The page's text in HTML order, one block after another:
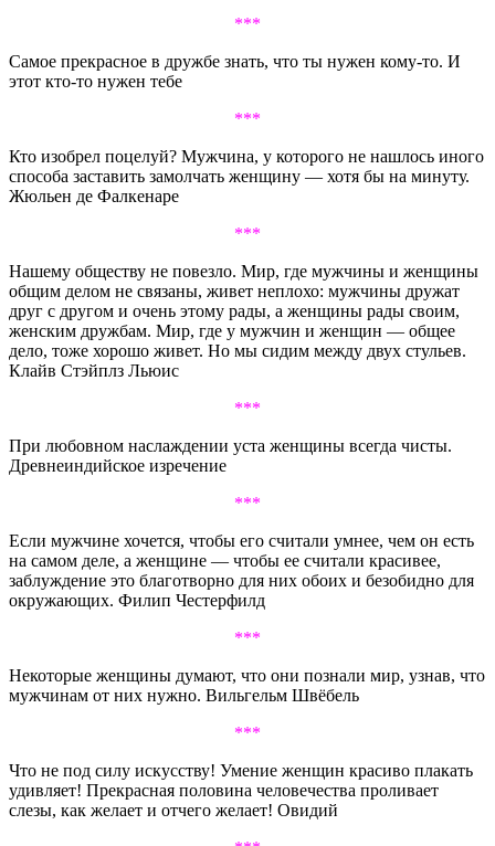
***
Самое прекрасное в дружбе знать, что ты нужен кому-то. И
этот кто-то нужен тебе
***
Кто изобрел поцелуй? Мужчина, у которого не нашлось иного
способа заставить замолчать женщину — хотя бы на минуту.
Жюльен де Фалкенаре
***
Нашему обществу не повезло. Мир, где мужчины и женщины
общим делом не связаны, живет неплохо: мужчины дружат
друг с другом и очень этому рады, а женщины рады своим,
женским дружбам. Мир, где у мужчин и женщин — общее
дело, тоже хорошо живет. Но мы сидим между двух стульев.
Клайв Стэйплз Льюис
***
При любовном наслаждении уста женщины всегда чисты.
Древнеиндийское изречение
***
Если мужчине хочется, чтобы его считали умнее, чем он есть
на самом деле, а женщине — чтобы ее считали красивее,
заблуждение это благотворно для них обоих и безобидно для
окружающих. Филип Честерфилд
***
Некоторые женщины думают, что они познали мир, узнав, что
мужчинам от них нужно. Вильгельм Швёбель
***
Что не под силу искусству! Умение женщин красиво плакать
удивляет! Прекрасная половина человечества проливает
слезы, как желает и отчего желает! Овидий